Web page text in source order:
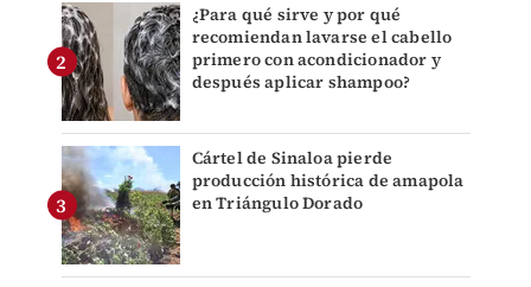
¿Para qué sirve y por qué
recomiendan lavarse el cabello
primero con acondicionador y
después aplicar shampoo?
Cártel de Sinaloa pierde
producción histórica de amapola
en Triángulo Dorado